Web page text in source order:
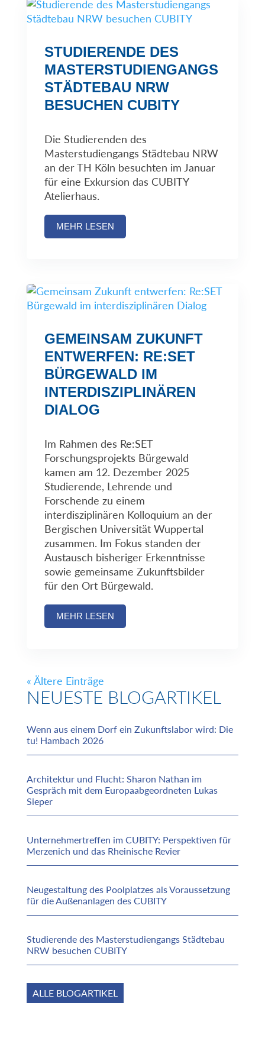
STUDIERENDE DES
MASTERSTUDIENGANGS
STÄDTEBAU NRW
BESUCHEN CUBITY
Die Studierenden des
Masterstudiengangs Städtebau NRW
an der TH Köln besuchten im Januar
für eine Exkursion das CUBITY
Atelierhaus.
MEHR LESEN
GEMEINSAM ZUKUNFT
ENTWERFEN: RE:SET
BÜRGEWALD IM
INTERDISZIPLINÄREN
DIALOG
Im Rahmen des Re:SET
Forschungsprojekts Bürgewald
kamen am 12. Dezember 2025
Studierende, Lehrende und
Forschende zu einem
interdisziplinären Kolloquium an der
Bergischen Universität Wuppertal
zusammen. Im Fokus standen der
Austausch bisheriger Erkenntnisse
sowie gemeinsame Zukunftsbilder
für den Ort Bürgewald.
MEHR LESEN
« Ältere Einträge
NEUESTE BLOGARTIKEL
Wenn aus einem Dorf ein Zukunftslabor wird: Die
tu! Hambach 2026
Architektur und Flucht: Sharon Nathan im
Gespräch mit dem Europaabgeordneten Lukas
Sieper
Unternehmertreffen im CUBITY: Perspektiven für
Merzenich und das Rheinische Revier
Neugestaltung des Poolplatzes als Voraussetzung
für die Außenanlagen des CUBITY
Studierende des Masterstudiengangs Städtebau
NRW besuchen CUBITY
ALLE BLOGARTIKEL